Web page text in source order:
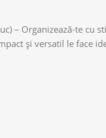
– Organizează-te cu
și versatil le face